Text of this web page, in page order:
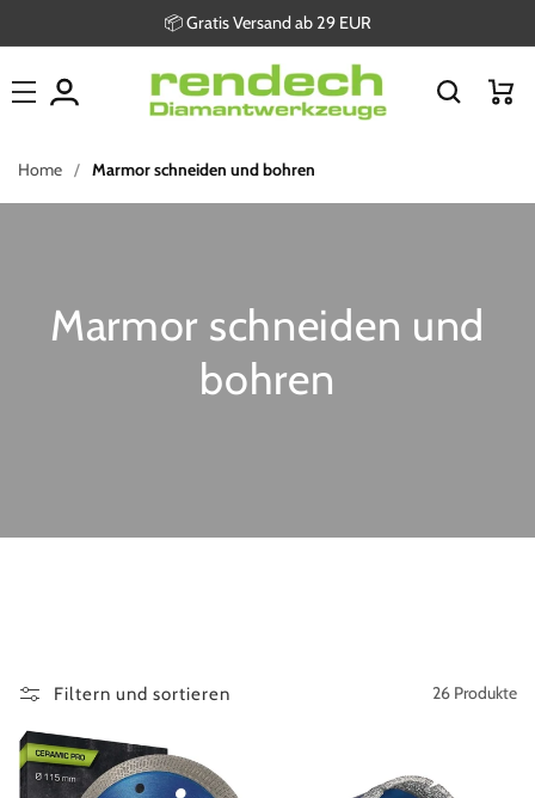
Inhalt
📦 Gratis Versand ab 29 EUR
Home Marmor schneiden und bohren
Marmor schneiden und
bohren
Filtern und sortieren 26 Produkte